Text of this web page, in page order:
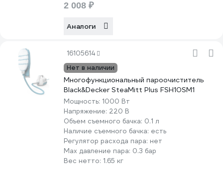
2 008 ₽
Аналоги
16105614
Нет в наличии
Многофункциональный пароочиститель
Black&Decker SteaMitt Plus FSH10SM1
Мощность: 1000 Вт
Напряжение: 220 В
Объем съемного бачка: 0.1 л
Наличие съемного бачка: есть
Регулятор расхода пара: нет
Max давление пара: 0.3 бар
Вес нетто: 1.65 кг